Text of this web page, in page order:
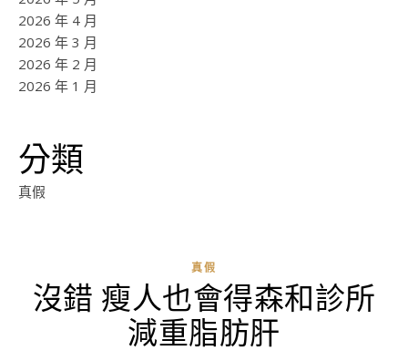
2026 年 4 月
2026 年 3 月
2026 年 2 月
2026 年 1 月
分類
真假
真假
沒錯 瘦人也會得森和診所
減重脂肪肝